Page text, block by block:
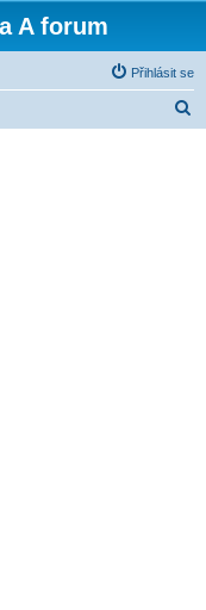
A forum
Přihlásit se